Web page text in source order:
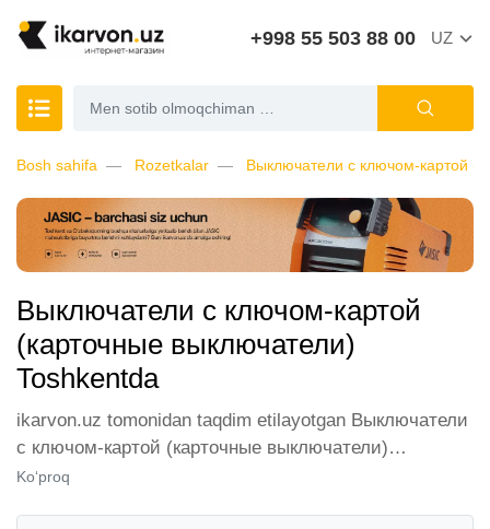
+998 55 503 88 00 UZ
Bosh sahifa Rozetkalar Выключатели с ключом-картой
Выключатели с ключом-картой
(карточные выключатели)
Toshkentda
ikarvon.uz tomonidan taqdim etilayotgan Выключатели
с ключом-картой (карточные выключатели)
Toshkentdan sotib olish, mijozlarimiz orasida katta
Ko‘proq